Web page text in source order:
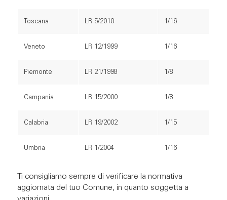
Toscana LR 5/2010 1/16
Veneto LR 12/1999 1/16
Piemonte LR 21/1998 1/8
Campania LR 15/2000 1/8
Calabria LR 19/2002 1/15
Umbria LR 1/2004 1/16
Ti consigliamo sempre di verificare la normativa
aggiornata del tuo Comune, in quanto soggetta a